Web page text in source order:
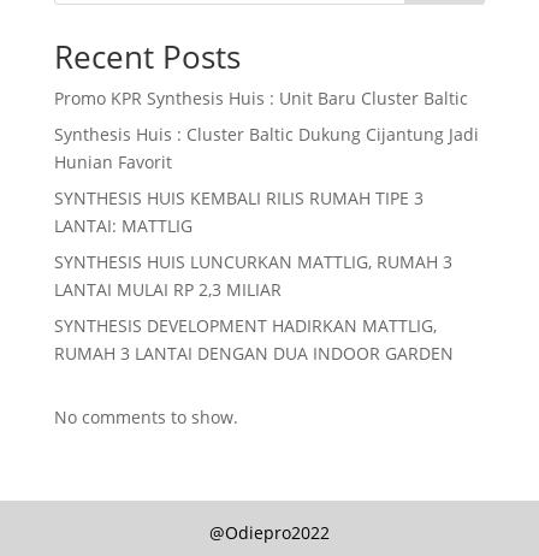
Recent Posts
Promo KPR Synthesis Huis : Unit Baru Cluster Baltic
Synthesis Huis : Cluster Baltic Dukung Cijantung Jadi
Hunian Favorit
SYNTHESIS HUIS KEMBALI RILIS RUMAH TIPE 3
LANTAI: MATTLIG
SYNTHESIS HUIS LUNCURKAN MATTLIG, RUMAH 3
LANTAI MULAI RP 2,3 MILIAR
SYNTHESIS DEVELOPMENT HADIRKAN MATTLIG,
RUMAH 3 LANTAI DENGAN DUA INDOOR GARDEN
No comments to show.
@Odiepro2022